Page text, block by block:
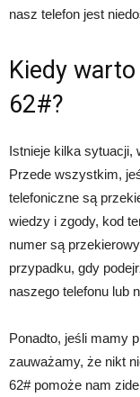
nasz telefon jest
Kiedy
62#?
Istnieje kilka sytuacji,
Przede wszystkim,
telefoniczne są
wiedzy i zgody, kod
numer są
przypadku, gdy
naszego telefonu lub
Ponadto, jeśli mamy
zauważamy, że nikt
62# pomoże nam